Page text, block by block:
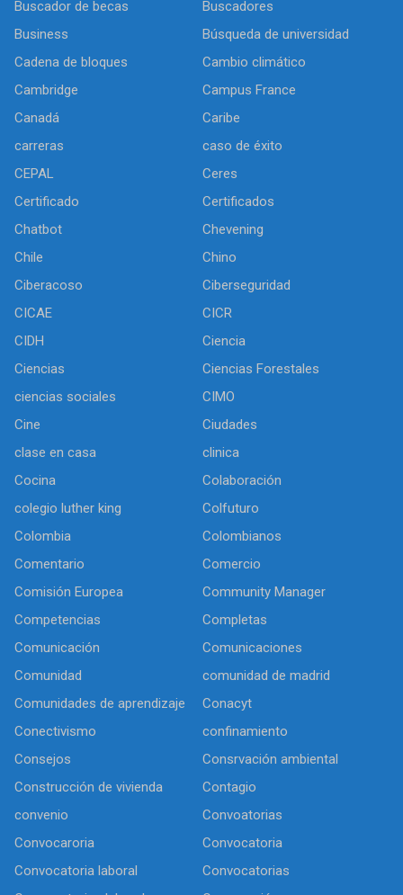
Buscador de becas
Buscadores
Business
Búsqueda de universidad
Cadena de bloques
Cambio climático
Cambridge
Campus France
Canadá
Caribe
carreras
caso de éxito
CEPAL
Ceres
Certificado
Certificados
Chatbot
Chevening
Chile
Chino
Ciberacoso
Ciberseguridad
CICAE
CICR
CIDH
Ciencia
Ciencias
Ciencias Forestales
ciencias sociales
CIMO
Cine
Ciudades
clase en casa
clinica
Cocina
Colaboración
colegio luther king
Colfuturo
Colombia
Colombianos
Comentario
Comercio
Comisión Europea
Community Manager
Competencias
Completas
Comunicación
Comunicaciones
Comunidad
comunidad de madrid
Comunidades de aprendizaje
Conacyt
Conectivismo
confinamiento
Consejos
Consrvación ambiental
Construcción de vivienda
Contagio
convenio
Convoatorias
Convocaroria
Convocatoria
Convocatoria laboral
Convocatorias